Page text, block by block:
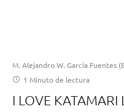
M. Alejandro W. García Fuentes
1 Minuto de lectura
I LOVE KATAMARI